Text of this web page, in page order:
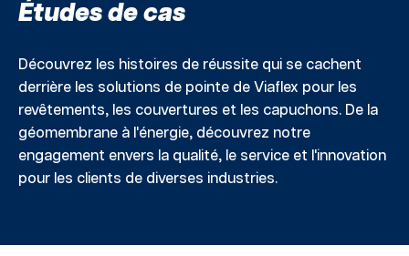
Études de cas
Découvrez les histoires de réussite qui se cachent
derrière les solutions de pointe de Viaflex pour les
revêtements, les couvertures et les capuchons. De la
géomembrane à l'énergie, découvrez notre
engagement envers la qualité, le service et l'innovation
pour les clients de diverses industries.